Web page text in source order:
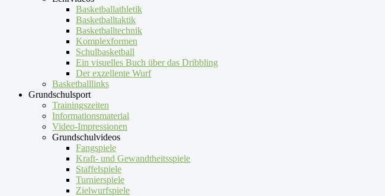
Basketballathletik
Basketballtaktik
Basketballtechnik
Komplexformen
Schulbasketball
Ein visuelles Buch über das Dribbling
Der exzellente Wurf
Basketballlinks
Grundschulsport
Trainingszeiten
Informationsmaterial
Video-Impressionen
Grundschulvideos
Fangspiele
Kraft- und Gewandtheitsspiele
Staffelspiele
Turnierspiele
Zielwurfspiele